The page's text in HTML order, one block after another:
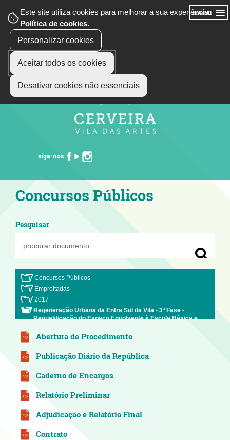
Este site utiliza cookies para melhorar a sua experiência.
Política de cookies.
Personalizar cookies
Aceitar todos os cookies
Desativar cookies não essenciais
menu
siga-nos
Concursos Públicos
Pesquisar
Concursos Públicos
Empreitadas
2017
Regeneração Urbana da Entra Sul da Vila - 3ª Fase -
Requalificação do Espaço Envolvente à Escola Básica e
Abertura de Procedimento
Publicação Diário da República
Caderno de Encargos
Relatório Preliminar
Adjudicação e Relatório Final
Contrato